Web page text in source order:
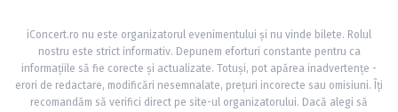
iConcert.ro nu este organizatorul evenimentului și nu vinde bilete. Rolul
nostru este strict informativ. Depunem eforturi constante pentru ca
informațiile să fie corecte și actualizate. Totuși, pot apărea inadvertențe -
erori de redactare, modificări nesemnalate, prețuri incorecte sau omisiuni. Îți
recomandăm să verifici direct pe site-ul organizatorului. Dacă alegi să